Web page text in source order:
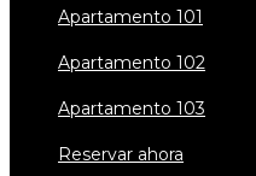
apartamento 101
apartamento 102
apartamento 103
reservar ahora